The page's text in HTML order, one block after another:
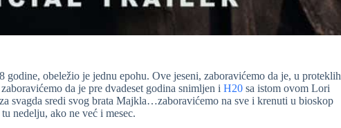
obeležio je jednu epohu. Ove jeseni, zaboravićemo da je, u proteklih
da je pre dvadeset godina snimljen i H20 sa istom ovom Lori
svagda sredi svog brata Majkla…zaboravićemo na sve i krenuti u bioskop
nedelju, ako ne već i mesec.